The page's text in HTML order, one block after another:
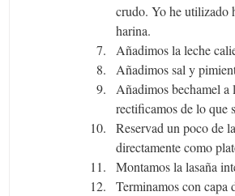
crudo. Yo he utilizado
harina.
Añadimos la leche
Añadimos sal y
Añadimos bechamel a
rectificamos de lo que
Reservad un poco de
directamente como
Montamos la lasaña
Terminamos con capa